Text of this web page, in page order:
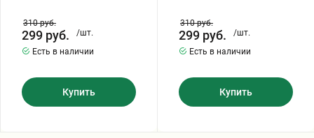
310руб.
299 руб.
/шт.
Есть в наличии
Купить
310руб.
299 руб.
/шт.
Есть в наличии
Купить